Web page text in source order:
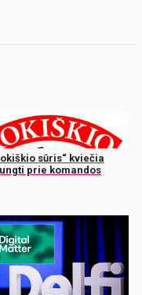
sūris“ kviečia
prie komandos